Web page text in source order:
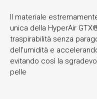
Il materiale
unica della HyperAir
traspirabilità senza
dell’umidità e
evitando così la
pelle